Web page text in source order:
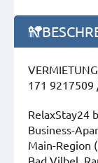
171 9217509
RelaxStay24
Business-
Main-Region
Bad Vilbel,